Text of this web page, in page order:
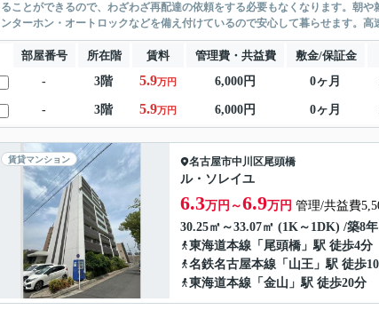
ることができるので、わざわざ再配達の依頼をする必要もなくなります。朝
ンターホン・オートロックなどを備え付けているので安心して暮らせます。
部屋番号 所在階 賃料 管理費・共益費 敷金/保証金
-
3階 5.9万円 6,000円 0ヶ月
- 3階 5.9万円 6,000円 0ヶ月
賃貸マンション 名古屋市中川区尾頭橋
ル・ソレイユ
6.3万円～6.9万円 管理/共益費
30.25㎡～33.07㎡ (1K～1DK) /築8
東海道本線 「 尾頭橋 」駅 徒歩4分
名鉄名古屋本線 「 山王 」駅 徒歩
東海道本線 「 金山 」駅 徒歩20分